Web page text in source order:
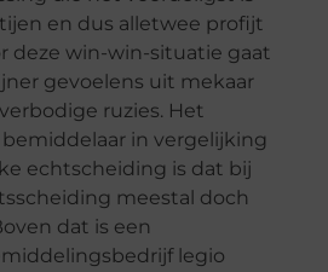
en dus alletwee profijt
deze win-win-situatie gaat
gevoelens uit mekaar
ruzies. Het
in vergelijking
echtscheiding is dat bij
meestal doch
dat is een
legio